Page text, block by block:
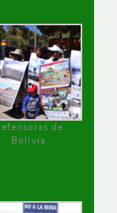
de
Bolivia